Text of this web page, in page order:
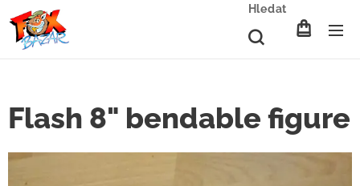
Hledat
Flash 8" bendable figure